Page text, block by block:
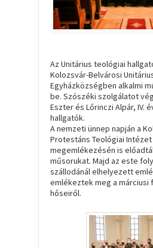
AzUnitárius teológiai
Kolozsvár-Belvárosi
Egyházközségben alkalmi
be. Szószéki szolgálatot
Eszter és Lőrinczi Alpár, IV.
hallgatók.
A nemzeti ünnep napján a
Protestáns Teológiai Intézet
megemlékezésén is
műsorukat. Majd az este
szállodánál elhelyezett
emlékeztek meg a márciusi
hőseiről.